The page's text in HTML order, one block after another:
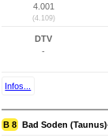
4.001
(4.109)
DTV
-
Infos...
B 8 Bad Soden